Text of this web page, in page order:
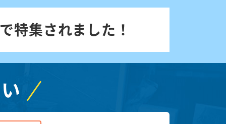
特集されました！